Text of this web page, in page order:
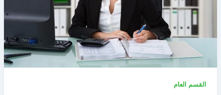
القسم العام